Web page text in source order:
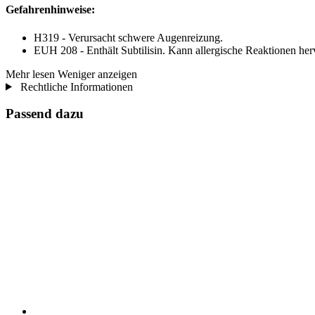
Gefahrenhinweise:
H319 - Verursacht schwere Augenreizung.
EUH 208 - Enthält Subtilisin. Kann allergische Reaktionen
Mehr lesen Weniger anzeigen
Rechtliche Informationen
Passend dazu